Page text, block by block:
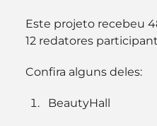
Este projeto recebeu
12 redatores
Confira alguns deles:
BeautyHall